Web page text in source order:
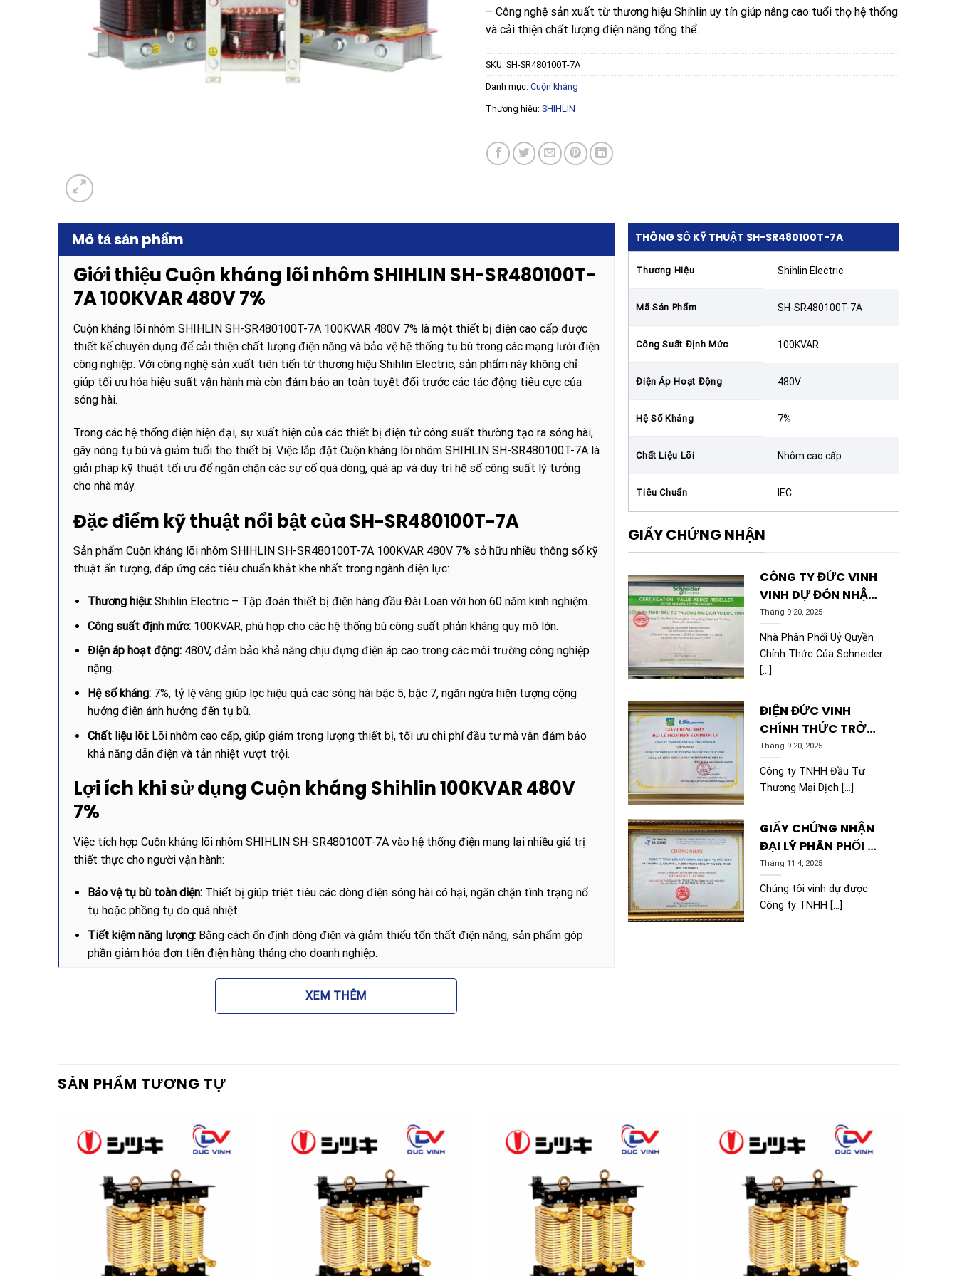
– Công nghệ sản xuất từ thương hiệu Shihlin uy tín giúp nâng cao tuổi thọ hệ thống
và cải thiện chất lượng điện năng tổng thể.
SKU: SH-SR480100T-7A
Danh mục: Cuộn kháng
Thương hiệu: SHIHLIN
Mô tả sản phẩm
Giới thiệu Cuộn kháng lõi nhôm SHIHLIN SH-SR480100T-
7A 100KVAR 480V 7%
Cuộn kháng lõi nhôm SHIHLIN SH-SR480100T-7A 100KVAR 480V 7% là một thiết bị điện cao cấp được
thiết kế chuyên dụng để cải thiện chất lượng điện năng và bảo vệ hệ thống tụ bù trong các mạng lưới điện
công nghiệp. Với công nghệ sản xuất tiên tiến từ thương hiệu Shihlin Electric, sản phẩm này không chỉ
giúp tối ưu hóa hiệu suất vận hành mà còn đảm bảo an toàn tuyệt đối trước các tác động tiêu cực của
sóng hài.
Trong các hệ thống điện hiện đại, sự xuất hiện của các thiết bị điện tử công suất thường tạo ra sóng hài,
gây nóng tụ bù và giảm tuổi thọ thiết bị. Việc lắp đặt Cuộn kháng lõi nhôm SHIHLIN SH-SR480100T-7A là
giải pháp kỹ thuật tối ưu để ngăn chặn các sự cố quá dòng, quá áp và duy trì hệ số công suất lý tưởng
cho nhà máy.
Đặc điểm kỹ thuật nổi bật của SH-SR480100T-7A
Sản phẩm Cuộn kháng lõi nhôm SHIHLIN SH-SR480100T-7A 100KVAR 480V 7% sở hữu nhiều thông số kỹ
thuật ấn tượng, đáp ứng các tiêu chuẩn khắt khe nhất trong ngành điện lực:
Thương hiệu: Shihlin Electric – Tập đoàn thiết bị điện hàng đầu Đài Loan với hơn 60 năm kinh nghiệm.
Công suất định mức: 100KVAR, phù hợp cho các hệ thống bù công suất phản kháng quy mô lớn.
Điện áp hoạt động: 480V, đảm bảo khả năng chịu đựng điện áp cao trong các môi trường công nghiệp
nặng.
Hệ số kháng: 7%, tỷ lệ vàng giúp lọc hiệu quả các sóng hài bậc 5, bậc 7, ngăn ngừa hiện tượng cộng
hưởng điện ảnh hưởng đến tụ bù.
Chất liệu lõi: Lõi nhôm cao cấp, giúp giảm trọng lượng thiết bị, tối ưu chi phí đầu tư mà vẫn đảm bảo
khả năng dẫn điện và tản nhiệt vượt trội.
Lợi ích khi sử dụng Cuộn kháng Shihlin 100KVAR 480V
7%
Việc tích hợp Cuộn kháng lõi nhôm SHIHLIN SH-SR480100T-7A vào hệ thống điện mang lại nhiều giá trị
thiết thực cho người vận hành:
Bảo vệ tụ bù toàn diện: Thiết bị giúp triệt tiêu các dòng điện sóng hài có hại, ngăn chặn tình trạng nổ
tụ hoặc phồng tụ do quá nhiệt.
Tiết kiệm năng lượng: Bằng cách ổn định dòng điện và giảm thiểu tổn thất điện năng, sản phẩm góp
phần giảm hóa đơn tiền điện hàng tháng cho doanh nghiệp.
Giảm áp lực lên dây dẫn, máy biến áp và các thiết bị đóng cắt, giúp toàn bộ hệ
Ứng dụng thực tế của thiết bị
Lắp đặt trong các tủ điện bù công suất phản kháng tại các nhà máy sản xuất, khu công nghiệp.
Sử dụng trong các tòa nhà cao tầng, trung tâm thương mại nơi có nhiều thiết bị biến tần và tải phi
tuyến.
Hệ thống điện tại các trạm biến áp, các cơ sở hạ tầng năng lượng yêu cầu khắt khe về độ ổn định dòng
điện.
Ứng dụng trong các hệ thống lọc sóng hài thụ động để bảo vệ các thiết bị nhạy cảm.
XEM THÊM
THÔNG SỐ KỸ THUẬT SH-SR480100T-7A
Thương Hiệu Shihlin Electric
Mã Sản Phẩm SH-SR480100T-7A
Công Suất Định Mức 100KVAR
Điện Áp Hoạt Động 480V
Hệ Số Kháng 7%
Chất Liệu Lõi Nhôm cao cấp
Tiêu Chuẩn IEC
GIẤY CHỨNG NHẬN
CÔNG TY ĐỨC VINH
VINH DỰ ĐÓN NHẬN
CHỨNG NHẬN
SCHNEIDER
ELECTRIC VIETNAM
Tháng 9 20, 2025
Nhà Phân Phối Uỷ Quyền
Chính Thức Của Schneider
[...]
ĐIỆN ĐỨC VINH
CHÍNH THỨC TRỞ
THÀNH ĐẠI LÝ PHÂN
PHỐI SẢN PHẨM LS
ELECTRIC
Tháng 9 20, 2025
Công ty TNHH Đầu Tư
Thương Mại Dịch [...]
GIẤY CHỨNG NHẬN
ĐẠI LÝ PHÂN PHỐI TB
ĐIỆN CÔNG NGHIỆP
MITSUBISHI
ELECTRIC
Tháng 11 4, 2025
Chúng tôi vinh dự được
Công ty TNHH [...]
SẢN PHẨM TƯƠNG TỰ